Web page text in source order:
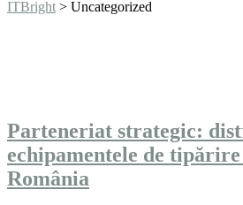
ITBright > Uncategorized
Parteneriat strategic:
echipamentele de
România